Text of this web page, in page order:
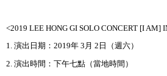
<2019 LEE HONG GI SOLO CONCERT [I AM]
1. 演出日期： 2019年 3 月 2 日（週六）
2. 演出時間：下午七點（當地時間）